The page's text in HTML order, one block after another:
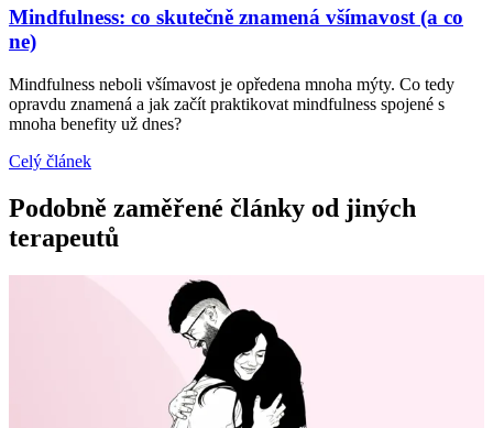
Mindfulness: co skutečně znamená všímavost (a co
ne)
Mindfulness neboli všímavost je opředena mnoha mýty. Co tedy
opravdu znamená a jak začít praktikovat mindfulness spojené s
mnoha benefity už dnes?
Celý článek
Podobně zaměřené články od jiných
terapeutů